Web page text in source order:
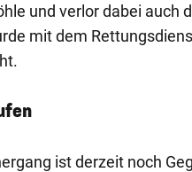
und verlor dabei auch
mit dem
ist derzeit noch